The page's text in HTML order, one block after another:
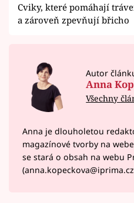
Cviky, které pomáhají
a zároveň zpevňují břicho
Autor
Anna
Všechny
Anna je dlouholetou
magazínové tvorby na
se stará o obsah na webu